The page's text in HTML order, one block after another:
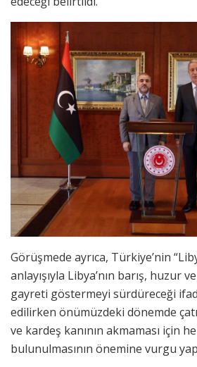
Görüşmede ayrıca, Türkiye’nin
anlayışıyla Libya’nın barış, huzur
gayreti göstermeyi sürdüreceği
edilirken önümüzdeki dönemde
ve kardeş kanının akmaması için
bulunulmasının önemine vurgu